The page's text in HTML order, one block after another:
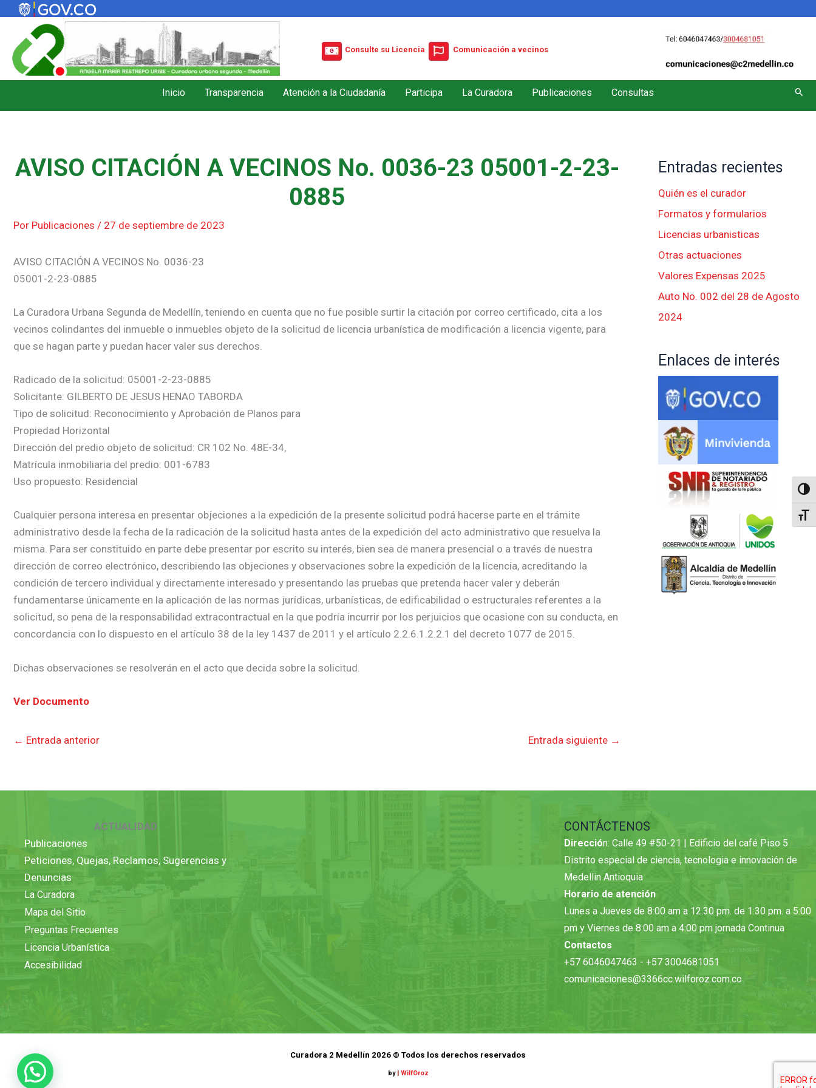
contenido
Consulte su Licencia Comunicación a vecinos
Inicio Transparencia Atención a la Ciudadanía Participa La Curadora Publicaciones Consultas
AVISO CITACIÓN A VECINOS No. 0036-23 05001-2-23-
0885
Por Publicaciones / 27 de septiembre de 2023
AVISO CITACIÓN A VECINOS No. 0036-23
05001-2-23-0885
La Curadora Urbana Segunda de Medellín, teniendo en cuenta que no fue posible surtir la citación por correo certificado, cita a los
vecinos colindantes del inmueble o inmuebles objeto de la solicitud de licencia urbanística de modificación a licencia vigente, para
que se hagan parte y puedan hacer valer sus derechos.
Radicado de la solicitud: 05001-2-23-0885
Solicitante: GILBERTO DE JESUS HENAO TABORDA
Tipo de solicitud: Reconocimiento y Aprobación de Planos para
Propiedad Horizontal
Dirección del predio objeto de solicitud: CR 102 No. 48E-34,
Matrícula inmobiliaria del predio: 001-6783
Uso propuesto: Residencial
Cualquier persona interesa en presentar objeciones a la expedición de la presente solicitud podrá hacerse parte en el trámite
administrativo desde la fecha de la radicación de la solicitud hasta antes de la expedición del acto administrativo que resuelva la
misma. Para ser constituido en parte debe presentar por escrito su interés, bien sea de manera presencial o a través de nuestra
dirección de correo electrónico, describiendo las objeciones y observaciones sobre la expedición de la licencia, acreditando la
condición de tercero individual y directamente interesado y presentando las pruebas que pretenda hacer valer y deberán
fundamentarse únicamente en la aplicación de las normas jurídicas, urbanísticas, de edificabilidad o estructurales referentes a la
solicitud, so pena de la responsabilidad extracontractual en la que podría incurrir por los perjuicios que ocasione con su conducta, en
concordancia con lo dispuesto en el artículo 38 de la ley 1437 de 2011 y el artículo 2.2.6.1.2.2.1 del decreto 1077 de 2015.
Dichas observaciones se resolverán en el acto que decida sobre la solicitud.
Ver Documento
← Entrada anterior Entrada siguiente →
Entradas recientes
Quién es el curador
Formatos y formularios
Licencias urbanisticas
Otras actuaciones
Valores Expensas 2025
Auto No. 002 del 28 de Agosto
2024
Enlaces de interés
ACTUALIDAD
Publicaciones
Peticiones, Quejas, Reclamos, Sugerencias y
Denuncias
La Curadora
Mapa del Sitio
Preguntas Frecuentes
Licencia Urbanística
Accesibilidad
CONTÁCTENOS
Dirección: Calle 49 #50-21 | Edificio del café Piso 5
Distrito especial de ciencia, tecnologia e innovación de
Medellin Antioquia
Horario de atención
Lunes a Jueves de 8:00 am a 12.30 pm. de 1:30 pm. a 5:00
pm y Viernes de 8:00 am a 4:00 pm jornada Continua
Contactos
+57 6046047463 - +57 3004681051
comunicaciones@3366cc.wilforoz.com.co
Curadora 2 Medellín 2026 © Todos los derechos reservados
by| WilfOroz